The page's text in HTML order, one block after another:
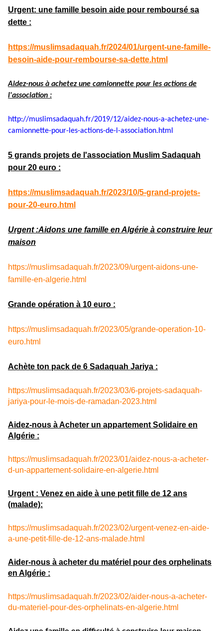
Urgent: une famille besoin aide pour remboursé sa
dette :
https://muslimsadaquah.fr/2024/01/urgent-une-famille-
besoin-aide-pour-rembourse-sa-dette.html
Aidez-nous à achetez une camionnette pour les actions de
l'association :
http://muslimsadaquah.fr/2019/12/aidez-nous-a-achetez-une-
camionnette-pour-les-actions-de-l-association.html
5 grands projets de l'association Muslim Sadaquah
pour 20 euro :
https://muslimsadaquah.fr/2023/10/5-grand-projets-
pour-20-euro.html
Urgent :Aidons une famille en Algérie à construire leur
maison
https://muslimsadaquah.fr/2023/09/urgent-aidons-une-
famille-en-algerie.html
Grande opération à 10 euro :
https://muslimsadaquah.fr/2023/05/grande-operation-10-
euro.html
Achète ton pack de 6 Sadaquah Jariya :
https://muslimsadaquah.fr/2023/03/6-projets-sadaquah-
jariya-pour-le-mois-de-ramadan-2023.html
Aidez-nous à Acheter un appartement Solidaire en
Algérie :
https://muslimsadaquah.fr/2023/01/aidez-nous-a-acheter-
d-un-appartement-solidaire-en-algerie.html
Urgent : Venez en aide à une petit fille de 12 ans
(malade):
https://muslimsadaquah.fr/2023/02/urgent-venez-en-aide-
a-une-petit-fille-de-12-ans-malade.html
Aider-nous à acheter du matériel pour des orphelinats
en Algérie :
https://muslimsadaquah.fr/2023/02/aider-nous-a-acheter-
du-materiel-pour-des-orphelinats-en-algerie.html